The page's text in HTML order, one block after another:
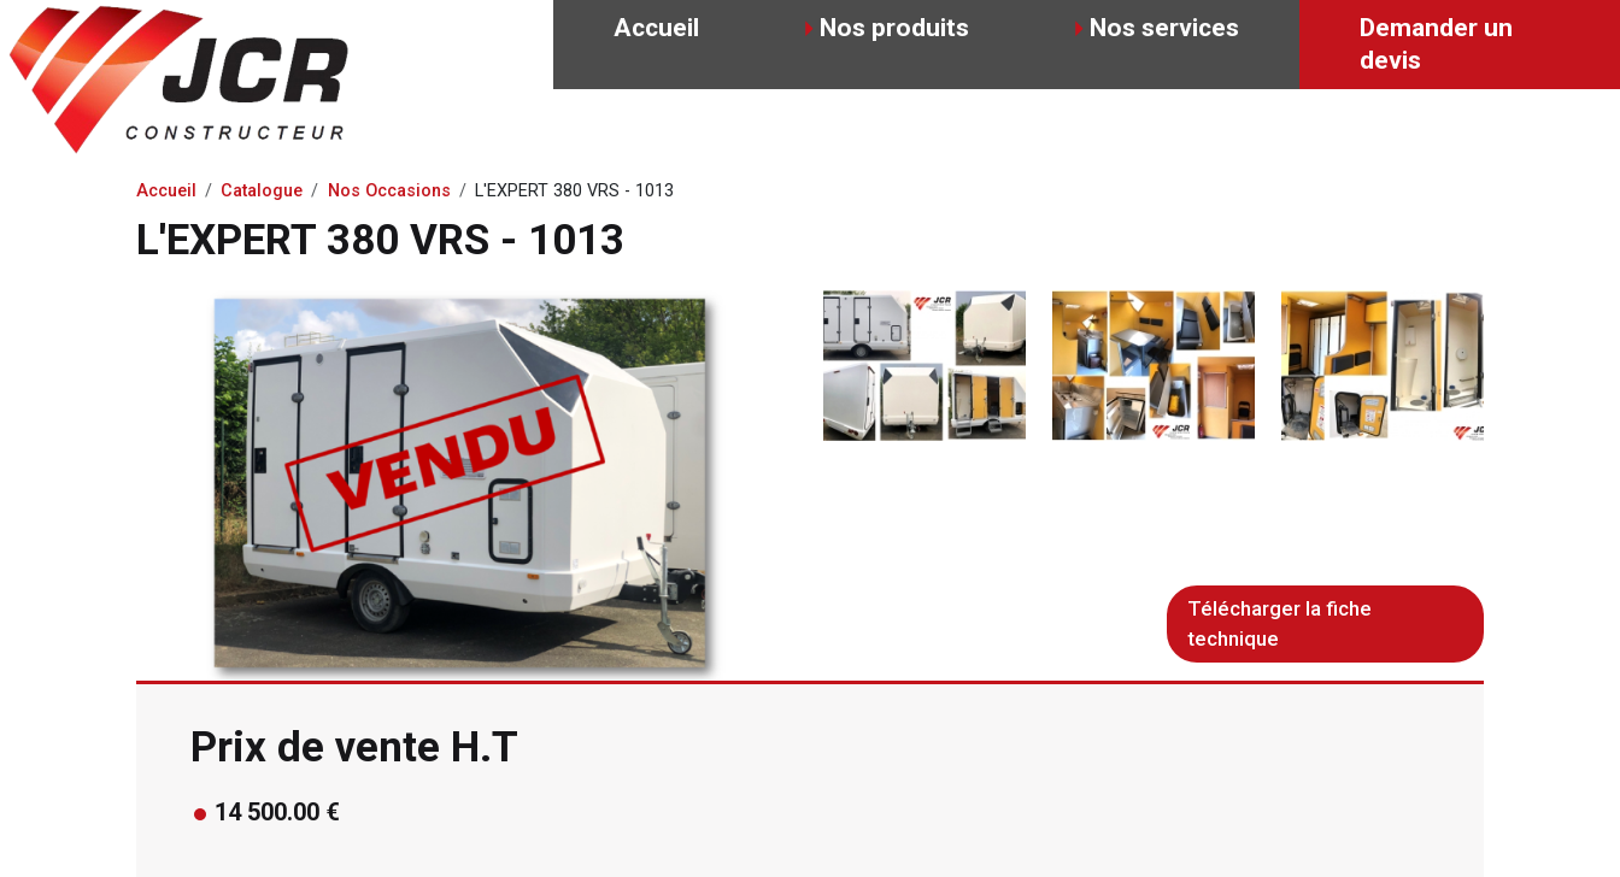
Accueil Nos produits Nos services
Demander un
devis
Accueil Catalogue Nos Occasions L'EXPERT 380 VRS - 1013
L'EXPERT 380 VRS - 1013
Télécharger la fiche
technique
Prix de vente H.T
14 500.00 €